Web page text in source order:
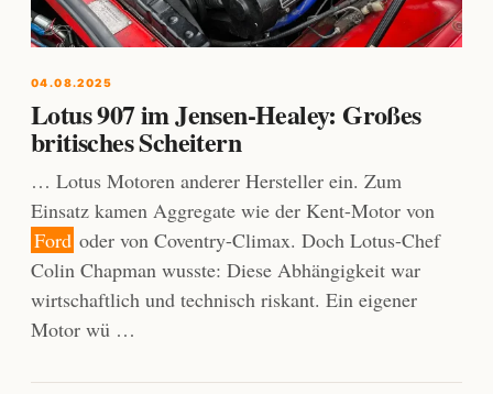
04.08.2025
Lotus 907 im Jensen-Healey: Großes
britisches Scheitern
… Lotus Motoren anderer Hersteller ein. Zum
Einsatz kamen Aggregate wie der Kent-Motor von
Ford oder von Coventry-Climax. Doch Lotus-Chef
Colin Chapman wusste: Diese Abhängigkeit war
wirtschaftlich und technisch riskant. Ein eigener
Motor wü …